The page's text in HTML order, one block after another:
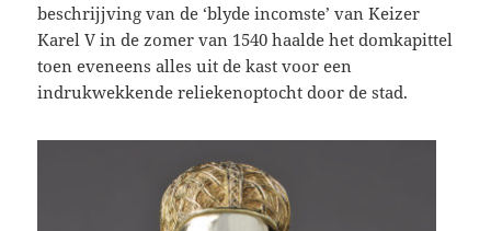
beschrijjving van de ‘blyde incomste’ van Keizer
Karel V in de zomer van 1540 haalde het domkapittel
toen eveneens alles uit de kast voor een
indrukwekkende reliekenoptocht door de stad.